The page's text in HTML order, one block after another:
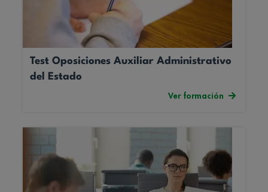
Test Oposiciones Auxiliar Administrativo
del Estado
Ver formación